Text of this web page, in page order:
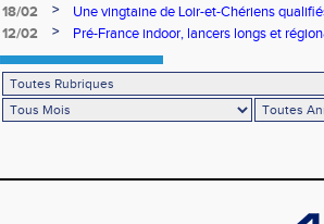
18/02
>
Une vingtaine de Loir-et-Chériens
12/02
> Pré-France indoor, lancers longs et